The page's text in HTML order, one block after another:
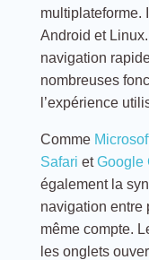
multiplateforme.
Android et
navigation
nombreuses
l’expérience
Comme
Safari etGoogle
également la
navigation entre
même compte.
les onglets